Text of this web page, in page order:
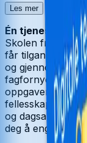
Les mer
Én tjeneste.
Skolen fra
får tilgang til alt
og gjennomføre
fagfornyelsen.
oppgaver som
fellesskap og
og dagsaktuelt
deg å engasjere